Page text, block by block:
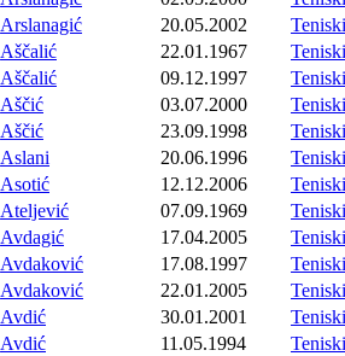
Arslanagić 20.05.2002
Aščalić 22.01.1967
Aščalić 09.12.1997
Aščić 03.07.2000
Aščić 23.09.1998
Aslani 20.06.1996
Asotić 12.12.2006
Ateljević 07.09.1969
Avdagić 17.04.2005
Avdaković 17.08.1997
Avdaković 22.01.2005
Avdić 30.01.2001
Avdić 11.05.1994